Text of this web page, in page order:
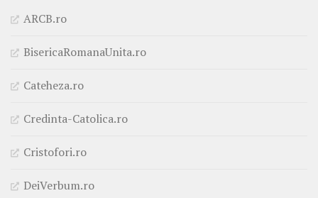
ARCB.ro
BisericaRomanaUnita.ro
Cateheza.ro
Credinta-Catolica.ro
Cristofori.ro
DeiVerbum.ro